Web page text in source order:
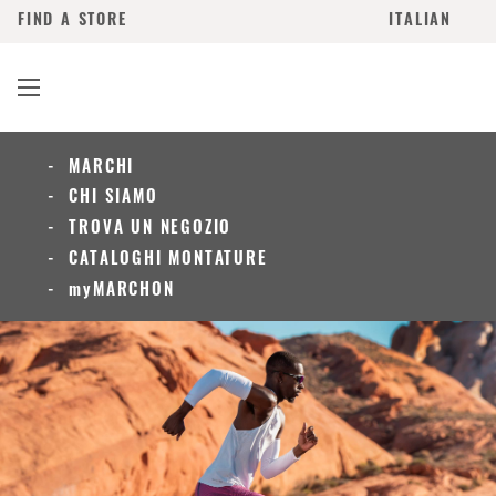
ITALIAN
FIND A STORE
MARCHI
CHI SIAMO
TROVA UN NEGOZIO
CATALOGHI MONTATURE
myMARCHON